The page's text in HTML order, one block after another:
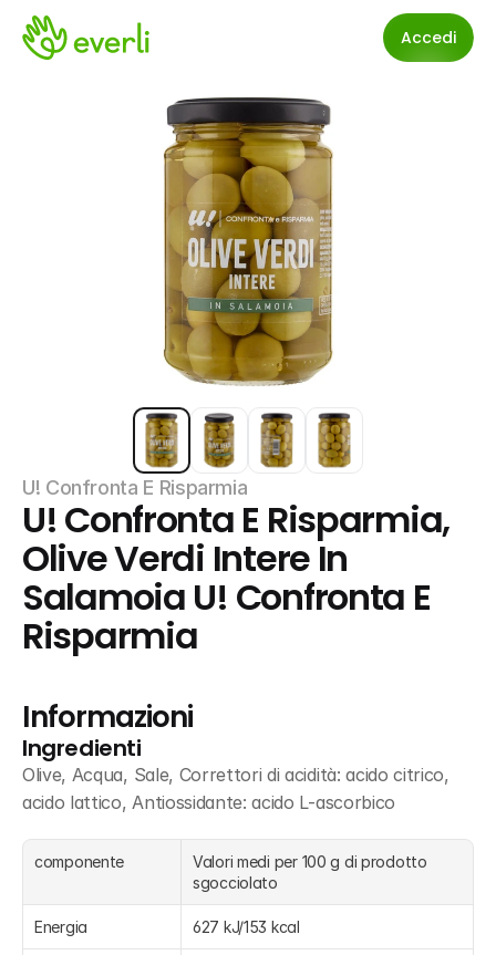
Accedi
U! Confronta E Risparmia
U! Confronta E Risparmia,
Olive Verdi Intere In
Salamoia U! Confronta E
Risparmia
Informazioni
Ingredienti
Olive, Acqua, Sale, Correttori di acidità: acido citrico,
acido lattico, Antiossidante: acido L-ascorbico
componente
Valori medi per 100 g di prodotto
sgocciolato
Energia 627 kJ/153 kcal